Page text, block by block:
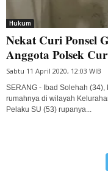
Hukum
Nekat Curi Ponsel
Anggota Polsek
Sabtu 11 April 2020, 12:03 WIB
SERANG - Ibad Solehah
rumahnya di wilayah
Pelaku SU (53) rupanya...